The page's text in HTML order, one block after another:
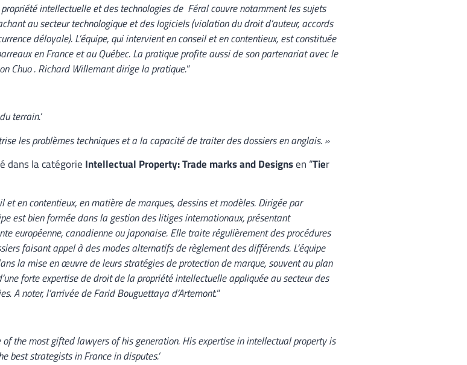
intellectuelle et des technologies de Féralcouvre notamment les sujets
au secteur technologique et des logiciels (violation du droit d’auteur, accords
déloyale). L’équipe, qui intervient en conseil et en contentieux, est constituée
en France et au Québec. La pratique profite aussi de son partenariat avec le
Chuo .Richard Willemantdirige la pratique.“
terrain.’
les problèmes techniques et a la capacité de traiter des dossiers en anglais. »
dans la catégorie Intellectual Property: Trade marks and Designsen “Tier
et en contentieux, en matière de marques, dessins et modèles. Dirigée par
est bien formée dans la gestion des litiges internationaux, présentant
européenne, canadienne ou japonaise. Elle traite régulièrement des procédures
faisant appel à des modes alternatifs de règlement des différends. L’équipe
la mise en œuvre de leurs stratégies de protection de marque, souvent au plan
forte expertise de droit de la propriété intellectuelle appliquée au secteur des
A noter, l’arrivée de Farid Bouguettaya d’Artemont.“
of the most gifted lawyers of his generation. His expertise in intellectual property is
best strategists in France in disputes.’